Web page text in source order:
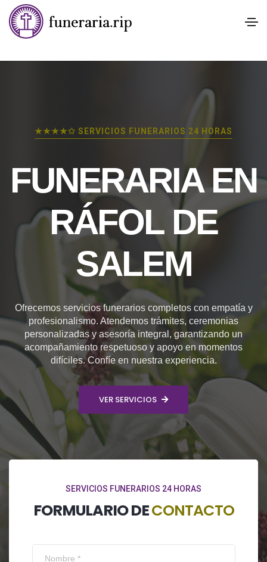
★★★★✩ SERVICIOS FUNERARIOS 24 HORAS
FUNERARIA EN
RÁFOL DE
SALEM
Ofrecemos servicios funerarios completos con empatía y
profesionalismo. Atendemos trámites, ceremonias
personalizadas y asesoría integral, garantizando un
acompañamiento respetuoso y apoyo en momentos
difíciles. Confíe en nuestra experiencia.
VER SERVICIOS
SERVICIOS FUNERARIOS 24 HORAS
FORMULARIO DECONTACTO